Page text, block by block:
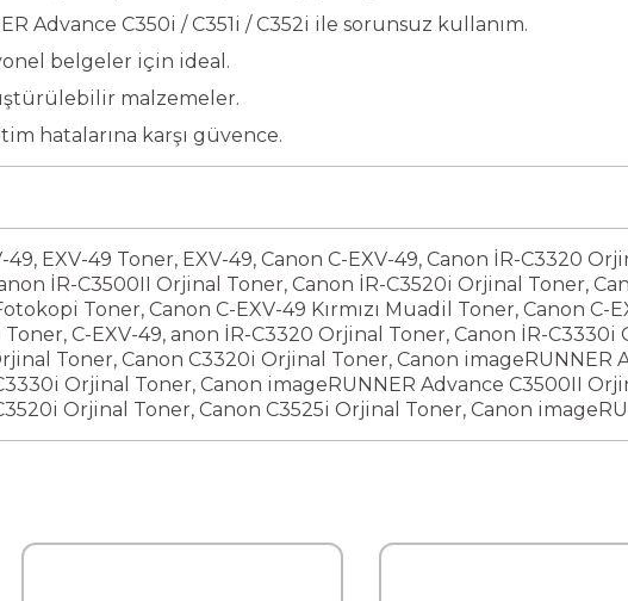
Advance C350i / C351i / C352i ile sorunsuz kullanım.
belgeler için ideal.
malzemeler.
hatalarına karşı güvence.
49, EXV-49 Toner, EXV-49, Canon C-EXV-49, Canon İR-C3320
İR-C3500II Orjinal Toner, Canon İR-C3520i Orjinal Toner,
Toner, Canon C-EXV-49 Kırmızı Muadil Toner, Canon C-
Toner, C-EXV-49, anon İR-C3320 Orjinal Toner, Canon İR-C3330i
Toner, Canon C3320i Orjinal Toner, Canon imageRUNNER
Orjinal Toner, Canon imageRUNNER Advance C3500II
Orjinal Toner, Canon C3525i Orjinal Toner, Canon